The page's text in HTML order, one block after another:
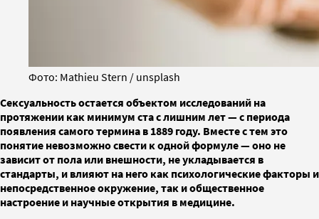
Фото: Mathieu Stern / unsplash
Сексуальность остается объектом исследований на
протяжении как минимум ста с лишним лет — с периода
появления самого термина в 1889 году. Вместе с тем это
понятие невозможно свести к одной формуле — оно не
зависит от пола или внешности, не укладывается в
стандарты, и влияют на него как психологические факторы и
непосредственное окружение, так и общественное
настроение и научные открытия в медицине.